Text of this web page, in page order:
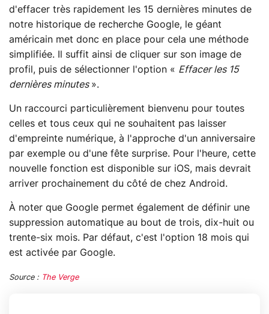
d'effacer très rapidement les 15 dernières minutes de
notre historique de recherche Google, le géant
américain met donc en place pour cela une méthode
simplifiée. Il suffit ainsi de cliquer sur son image de
profil, puis de sélectionner l'option « Effacer les 15
dernières minutes ».
Un raccourci particulièrement bienvenu pour toutes
celles et tous ceux qui ne souhaitent pas laisser
d'empreinte numérique, à l'approche d'un anniversaire
par exemple ou d'une fête surprise. Pour l'heure, cette
nouvelle fonction est disponible sur iOS, mais devrait
arriver prochainement du côté de chez Android.
À noter que Google permet également de définir une
suppression automatique au bout de trois, dix-huit ou
trente-six mois. Par défaut, c'est l'option 18 mois qui
est activée par Google.
Source : The Verge